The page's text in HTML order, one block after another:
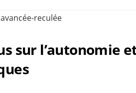
reculée
sur l’autonomie